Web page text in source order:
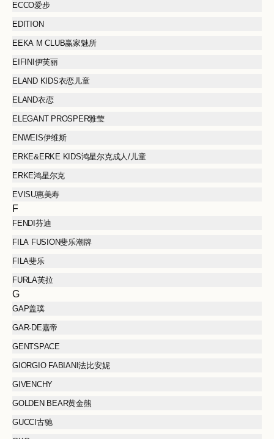
ECCO爱步
EDITION
EEKA M CLUB赢家魅所
EIFINI伊芙丽
ELAND KIDS衣恋儿童
ELAND衣恋
ELEGANT PROSPER雅莹
ENWEIS伊维斯
ERKE&ERKE KIDS鸿星尔克成人/儿童
ERKE鸿星尔克
EVISU惠美寿
F
FENDI芬迪
FILA FUSION斐乐潮牌
FILA斐乐
FURLA芙拉
G
GAP盖璞
GAR-DE嘉帝
GENTSPACE
GIORGIO FABIANI法比安妮
GIVENCHY
GOLDEN BEAR黄金熊
GUCCI古驰